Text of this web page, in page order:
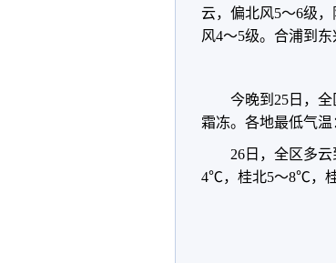
云，偏北风5～6级
风4～5级。合浦到
今晚到25日，
霜冻。各地最低气
26日，全区多
4℃，桂北5～8℃，